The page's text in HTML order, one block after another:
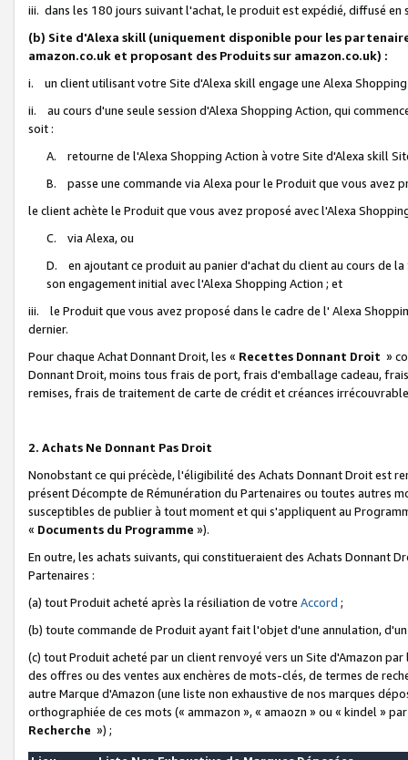
iii. dans les 180 jours suivant l'achat, le produit est expédié, diffusé
(b) Site d'Alexa skill (uniquement disponible pour les
amazon.co.uk et proposant des Produits sur amazon.co.uk) :
i. un client utilisant votre Site d'Alexa skill engage une Alexa
ii. au cours d'une seule session d'Alexa Shopping Action, qui
soit :
A. retourne de l'Alexa Shopping Action à votre Site d'Alexa skill
B. passe une commande via Alexa pour le Produit que vous avez
le client achète le Produit que vous avez proposé avec l'Alexa
C. via Alexa, ou
D. en ajoutant ce produit au panier d'achat du client au cours de
son engagement initial avec l'Alexa Shopping Action ; et
iii. le Produit que vous avez proposé dans le cadre de l' Alexa
dernier.
Pour chaque Achat Donnant Droit, les « Recettes Donnant Droit »
Donnant Droit, moins tous frais de port, frais d'emballage cadeau,
remises, frais de traitement de carte de crédit et créances
2. Achats Ne Donnant Pas Droit
Nonobstant ce qui précède, l'éligibilité des Achats Donnant Droit est
présent Décompte de Rémunération du Partenaires ou toutes autres
susceptibles de publier à tout moment et qui s'appliquent au
« Documents du Programme »).
En outre, les achats suivants, qui constitueraient des Achats Donnant
Partenaires :
(a) tout Produit acheté après la résiliation de votre Accord ;
(b) toute commande de Produit ayant fait l'objet d'une annulation,
(c) tout Produit acheté par un client renvoyé vers un Site d'Amazon
des offres ou des ventes aux enchères de mots-clés, de termes de
autre Marque d'Amazon (une liste non exhaustive de nos marques
orthographiée de ces mots (« ammazon », « amaozn » ou « kindel »
Recherche ») ;